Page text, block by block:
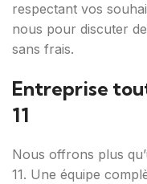
respectant vos
nous pour discuter
sans frais.
Entreprise
11
Nous offrons plus
11. Une équipe